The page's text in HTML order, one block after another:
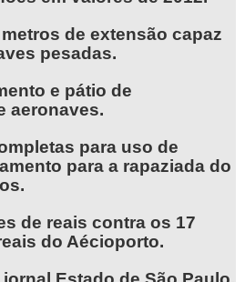
de extensão capaz
pesadas.
e pátio de
aeronaves.
para uso de
para a rapaziada do
de reais contra os 17
do Aécioporto.